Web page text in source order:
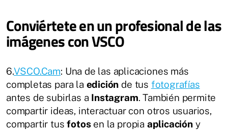
Conviértete en un profesional de las
imágenes con VSCO
6.VSCO.Cam: Una de las aplicaciones más
completas para la edición de tus fotografías
antes de subirlas a Instagram. También permite
compartir ideas, interactuar con otros usuarios,
compartir tusfotosen la propia aplicacióny